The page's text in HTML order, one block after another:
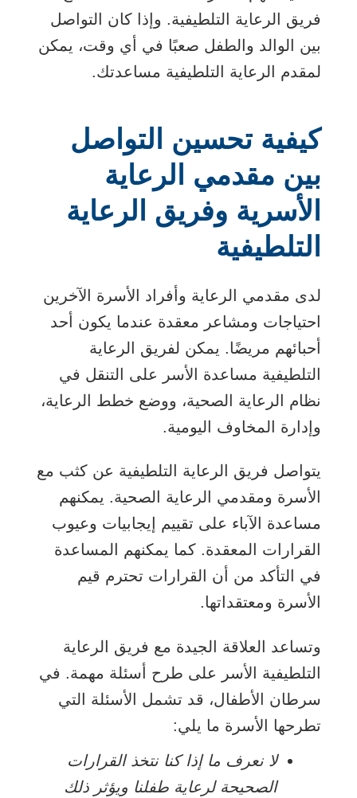
فريق الرعاية التلطيفية. وإذا كان التواصل
بين الوالد والطفل صعبًا في أي وقت، يمكن
لمقدم الرعاية التلطيفية مساعدتك.
كيفية تحسين التواصل
بين مقدمي الرعاية
الأسرية وفريق الرعاية
التلطيفية
لدى مقدمي الرعاية وأفراد الأسرة الآخرين
احتياجات ومشاعر معقدة عندما يكون أحد
أحبائهم مريضًا. يمكن لفريق الرعاية
التلطيفية مساعدة الأسر على التنقل في
نظام الرعاية الصحية، ووضع خطط الرعاية،
وإدارة المخاوف اليومية.
يتواصل فريق الرعاية التلطيفية عن كثب مع
الأسرة ومقدمي الرعاية الصحية. يمكنهم
مساعدة الآباء على تقييم إيجابيات وعيوب
القرارات المعقدة. كما يمكنهم المساعدة
في التأكد من أن القرارات تحترم قيم
الأسرة ومعتقداتها.
وتساعد العلاقة الجيدة مع فريق الرعاية
التلطيفية الأسر على طرح أسئلة مهمة. في
سرطان الأطفال، قد تشمل الأسئلة التي
تطرحها الأسرة ما يلي:
لا نعرف ما إذا كنا نتخذ القرارات
الصحيحة لرعاية طفلنا ويؤثر ذلك